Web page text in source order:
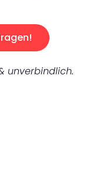
unverbindlich.